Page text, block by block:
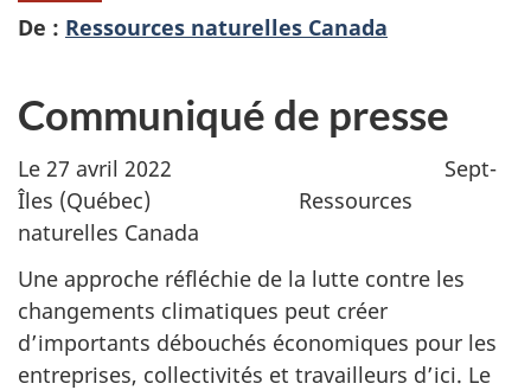
De : Ressources naturelles Canada
Communiqué de presse
Le 27 avril 2022 Sept-
Îles (Québec) Ressources
naturelles Canada
Une approche réfléchie de la lutte contre les
changements climatiques peut créer
d’importants débouchés économiques pour les
entreprises, collectivités et travailleurs d’ici. Le